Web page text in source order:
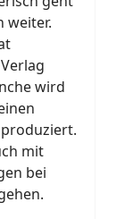
weiter.
wird
mit
bei